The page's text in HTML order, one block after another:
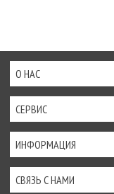
О НАС
СЕРВИС
ИНФОРМАЦИЯ
СВЯЗЬ С НАМИ